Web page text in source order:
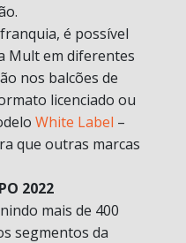
é possível
Mult em diferentes
nos balcões de
licenciado ou
White Label –
que outras marcas
2022
mais de 400
segmentos da